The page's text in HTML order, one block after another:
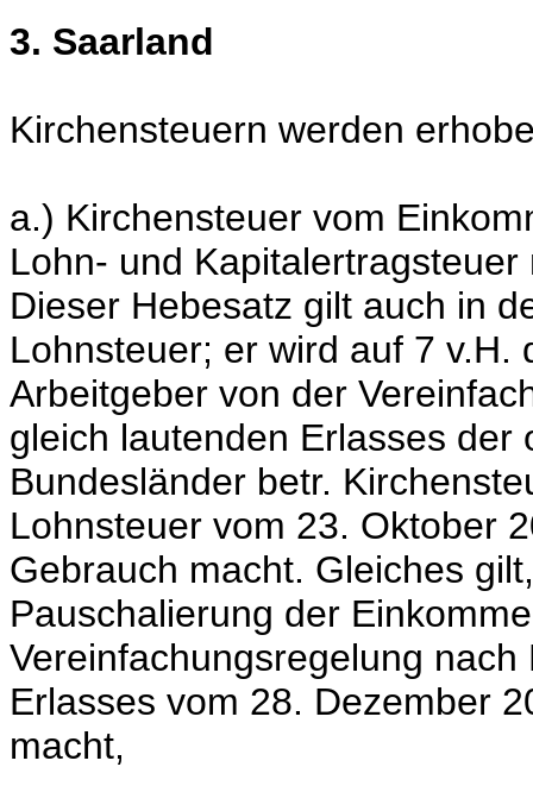
3. Saarland
Kirchensteuern werden
a.) Kirchensteuer vom
Lohn- und
Dieser Hebesatz gilt auch in
Lohnsteuer; er wird auf 7
Arbeitgeber von der
gleich lautenden Erlasses
Bundesländer betr.
Lohnsteuer vom 23. Oktober
Gebrauch macht. Gleiches
Pauschalierung der
Vereinfachungsregelung
Erlasses vom 28. Dezember
macht,